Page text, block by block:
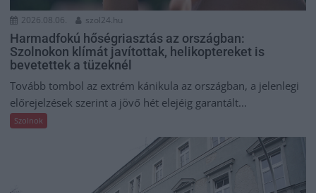
2026.08.06. szol24.hu
Harmadfokú hőségriasztás az országban:
Szolnokon klímát javítottak, helikoptereket is
bevetettek a tüzeknél
Tovább tombol az extrém kánikula az országban, a jelenlegi
előrejelzések szerint a jövő hét elejéig garantált...
Szolnok